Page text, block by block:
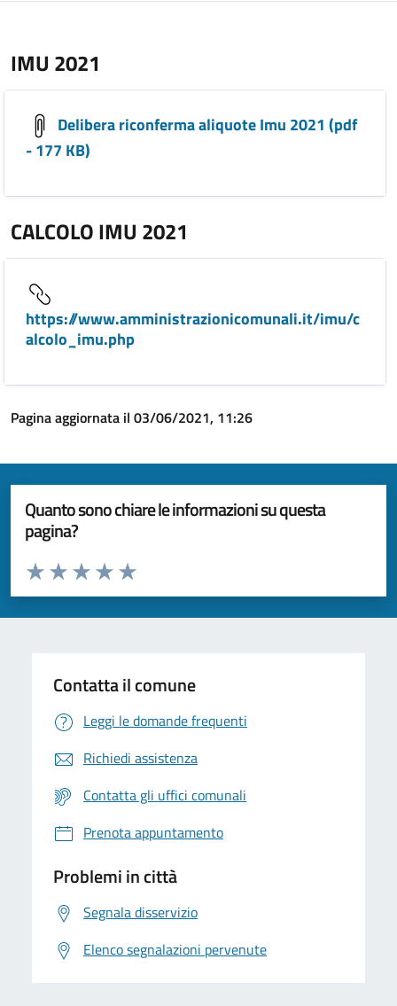
IMU 2021
Delibera riconferma aliquote Imu 2021 (pdf
- 177 KB)
CALCOLO IMU 2021
https://www.amministrazionicomunali.it/imu/c
alcolo_imu.php
Pagina aggiornata il 03/06/2021, 11:26
Quanto sono chiare le informazioni su questa
pagina?
Valuta da 1 a 5 stelle la pagina
Valuta 5 stelle su 5
Valuta 4 stelle su 5
Valuta 3 stelle su 5
Valuta 2 stelle su 5
Valuta 1 stelle su 5
Contatta il comune
Leggi le domande frequenti
Richiedi assistenza
Contatta gli uffici comunali
Prenota appuntamento
Problemi in città
Segnala disservizio
Elenco segnalazioni pervenute